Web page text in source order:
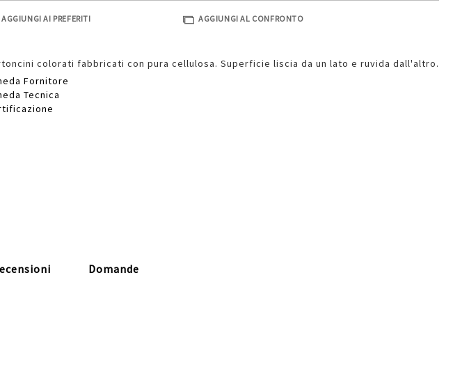
AGGIUNGI AI PREFERITI AGGIUNGI AL CONFRONTO
colorati fabbricati con pura cellulosa. Superficie liscia da un lato e ruvida dall'altro.
Fornitore
Tecnica
Domande